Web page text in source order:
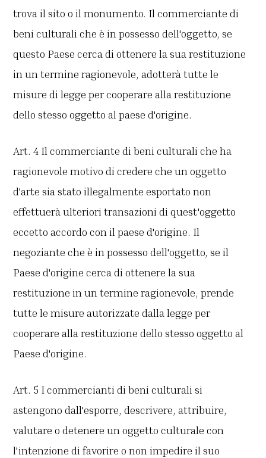
trova il sito o il monumento. Il commerciante di
beni culturali che è in possesso dell'oggetto, se
questo Paese cerca di ottenere la sua restituzione
in un termine ragionevole, adotterà tutte le
misure di legge per cooperare alla restituzione
dello stesso oggetto al paese d'origine.
Art. 4 Il commerciante di beni culturali che ha
ragionevole motivo di credere che un oggetto
d'arte sia stato illegalmente esportato non
effettuerà ulteriori transazioni di quest'oggetto
eccetto accordo con il paese d'origine. Il
negoziante che è in possesso dell'oggetto, se il
Paese d'origine cerca di ottenere la sua
restituzione in un termine ragionevole, prende
tutte le misure autorizzate dalla legge per
cooperare alla restituzione dello stesso oggetto al
Paese d'origine.
Art. 5 I commercianti di beni culturali si
astengono dall'esporre, descrivere, attribuire,
valutare o detenere un oggetto culturale con
l'intenzione di favorire o non impedire il suo